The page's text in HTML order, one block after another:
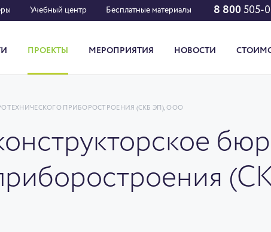
Учебный центр Бесплатные материалы 8 800 505-
ПРОЕКТЫ МЕРОПРИЯТИЯ НОВОСТИ
ПРИБОРОСТРОЕНИЯ (СКБ ЭП), ООО